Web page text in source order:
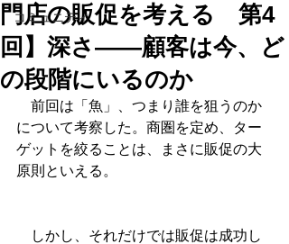
コミュニティ
門店の販促を考える 第4
回】深さ――顧客は今、ど
の段階にいるのか
前回は「魚」、つまり誰を狙うのか
について考察した。商圏を定め、ター
ゲットを絞ることは、まさに販促の大
原則といえる。
しかし、それだけでは販促は成功し